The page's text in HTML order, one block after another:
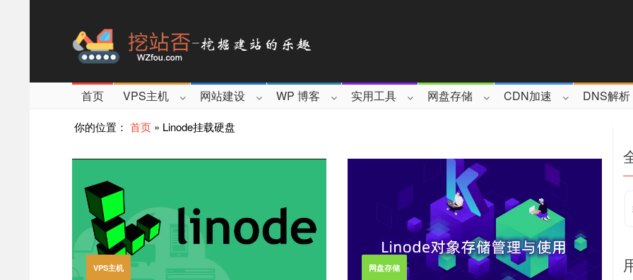
首页 VPS主机 网站建设 WP 博客 实用工具 网盘存储 CDN加速 DNS解析
你的位置： 首页 » Linode挂载硬盘
VPS主机 网盘存储